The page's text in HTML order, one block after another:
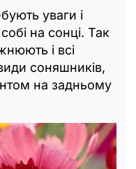
уваги і
на сонці. Так
і всі
соняшників,
на задньому